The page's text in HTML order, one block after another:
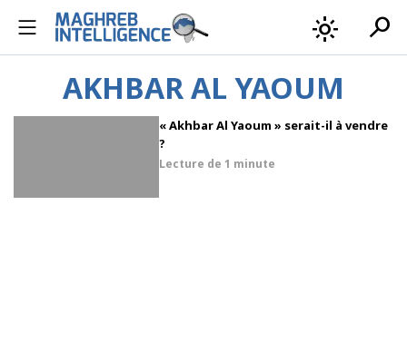
light_mode search
AKHBAR AL YAOUM
« Akhbar Al Yaoum » serait-il à vendre
?
Lecture de 1 minute